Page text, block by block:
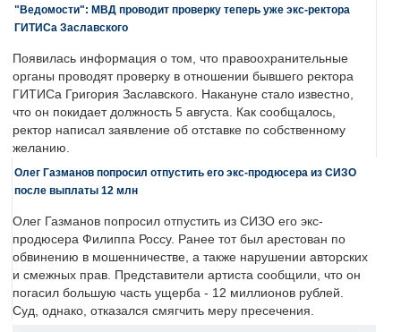
"Ведомости": МВД проводит проверку теперь уже экс-ректора
ГИТИСа Заславского
Появилась информация о том, что правоохранительные
органы проводят проверку в отношении бывшего ректора
ГИТИСа Григория Заславского. Накануне стало известно,
что он покидает должность 5 августа. Как сообщалось,
ректор написал заявление об отставке по собственному
желанию.
Олег Газманов попросил отпустить его экс-продюсера из СИЗО
после выплаты 12 млн
Олег Газманов попросил отпустить из СИЗО его экс-
продюсера Филиппа Россу. Ранее тот был арестован по
обвинению в мошенничестве, а также нарушении авторских
и смежных прав. Представители артиста сообщили, что он
погасил большую часть ущерба - 12 миллионов рублей.
Суд, однако, отказался смягчить меру пресечения.